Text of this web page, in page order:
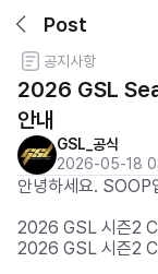
Post
공지사항
2026 GSL
안내
GSL_공식
2026-05-18
안녕하세요. SOOP
2026 GSL 시즌2
2026 GSL 시즌2